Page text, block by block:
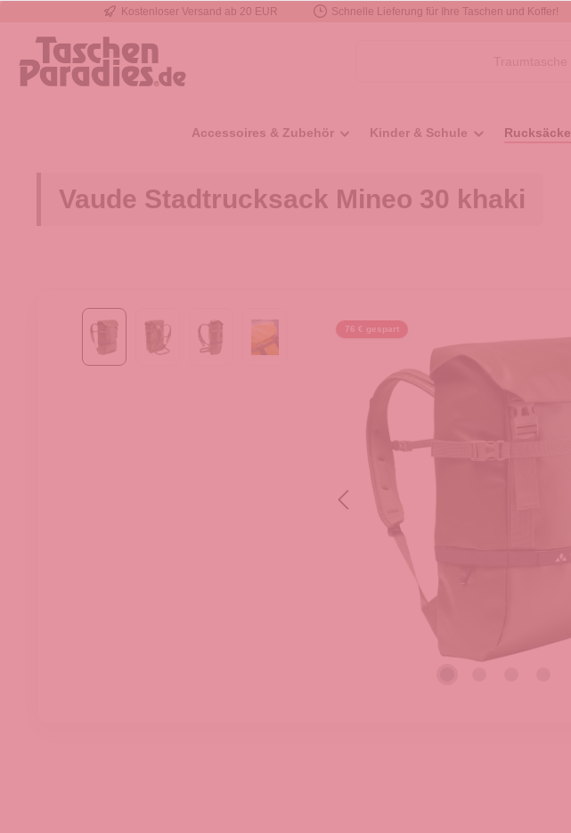
Zur Hauptnavigation springen
Kostenloser Versand ab 20 EUR Schnelle Lieferung für Ihre Taschen und Koffer!
Accessoires & Zubehör Kinder & Schule Rucksäcke
Vaude Stadtrucksack Mineo 30 khaki
76 € gespart